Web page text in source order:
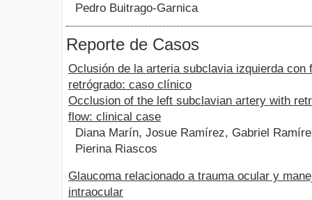
Pedro Buitrago-Garnica
Reporte de Casos
Oclusión de la arteria subclavia izquierda con
retrógrado: caso clínico
Occlusion of the left subclavian artery with
flow: clinical case
Diana Marín, Josue Ramírez, Gabriel
Pierina Riascos
Glaucoma relacionado a trauma ocular y
intraocular